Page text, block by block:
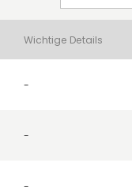
Wichtige Details
-
-
-